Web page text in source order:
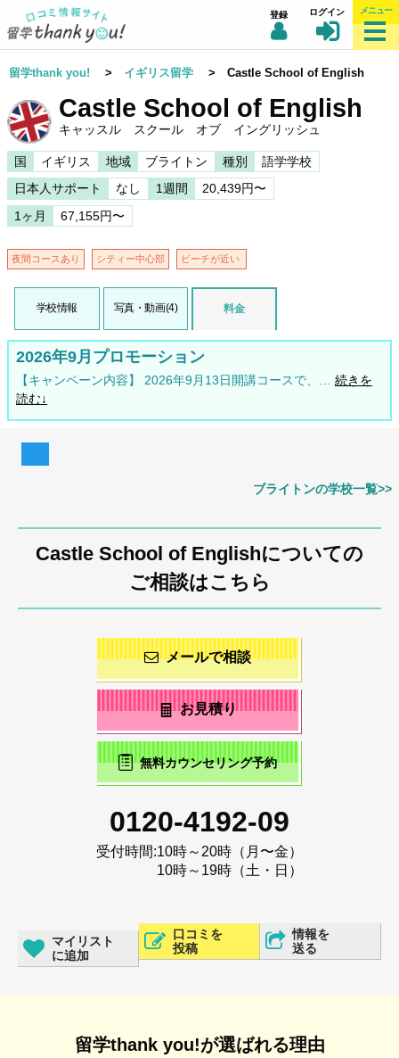
登録 ログイン メニュー
留学thank you! > イギリス留学 > Castle School of English
Castle School of English
キャッスル スクール オブ イングリッシュ
国 イギリス 地域 ブライトン 種別
語学学校
日本人サポート
なし 1週間
20,439円〜
1ヶ月
67,155円〜
夜間コースあり シティー中心部 ビーチが近い
学校情報 写真・動画(4) 料金
2026年9月プロモーション
【キャンペーン内容】 2026年9月13日開講コースで、… 続きを
読む↓
ブライトンの学校一覧>>
Castle School of Englishについての
ご相談はこちら
メールで相談
お見積り
無料カウンセリング予約
0120-4192-09
受付時間:10時～20時（月〜金）
10時～19時（土・日）
マイリスト
に追加
口コミを
投稿
情報を
送る
留学thank you!が選ばれる理由